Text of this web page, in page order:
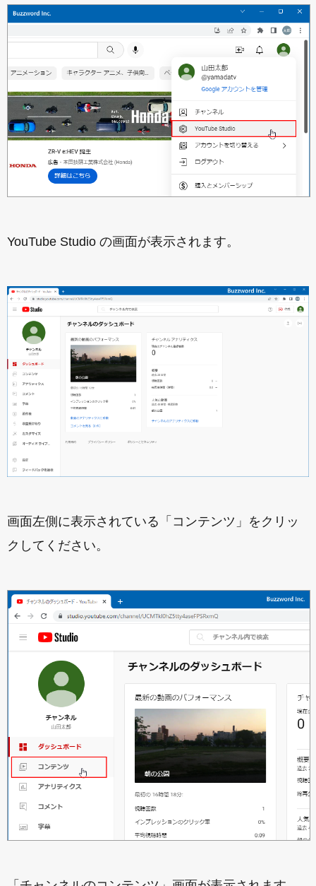
YouTube Studio の画面が表示されます。
画面左側に表示されている「コンテンツ」をクリッ
クしてください。